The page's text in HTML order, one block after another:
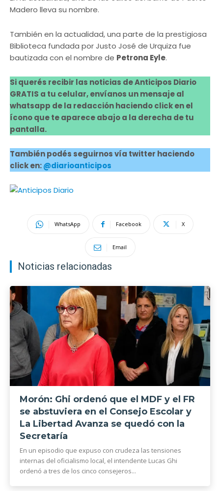
Madero lleva su nombre.
También en la actualidad, una parte de la prestigiosa
Biblioteca fundada por Justo José de Urquiza fue
bautizada con el nombre de Petrona Eyle.
Si querés recibir las noticias de Anticipos Diario
GRATIS a tu celular, envíanos un mensaje al
whatsapp de la redacción haciendo click en el
ícono que te aparece abajo a la derecha de tu
pantalla.
También podés seguirnos vía twitter haciendo
click en:@diarioanticipos
WhatsApp Facebook X
Email
Noticias relacionadas
Morón: Ghi ordenó que el MDF y el FR
se abstuviera en el Consejo Escolar y
La Libertad Avanza se quedó con la
Secretaría
En un episodio que expuso con crudeza las tensiones
internas del oficialismo local, el intendente Lucas Ghi
ordenó a tres de los cinco consejeros...